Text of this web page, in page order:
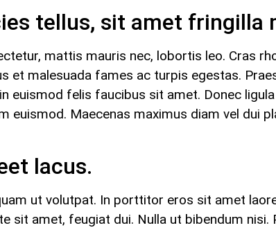
tellus, sit amet fringilla
mattis mauris nec, lobortis leo. Cras
et malesuada fames ac turpis egestas.
euismod felis faucibus sit amet. Donec
euismod. Maecenas maximus diam vel dui
lacus.
ut volutpat. In porttitor eros sit amet
sit amet, feugiat dui. Nulla ut bibendum